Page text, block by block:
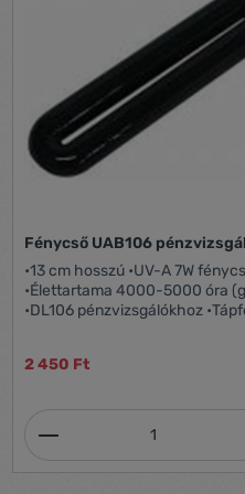
a kívánt
Fénycső UAB106
•13 cm hosszú •UV-A 7W
•Élettartama 4000-5000 óra
•DL106 pénzvizsgálókhoz
Cziráki utca 26-32.
2 450 Ft